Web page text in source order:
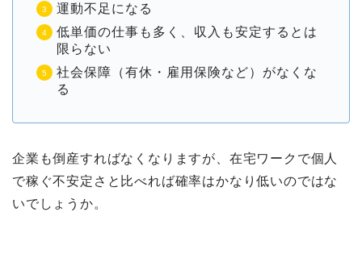
運動不足になる
低単価の仕事も多く、収入も安定するとは
限らない
社会保障（有休・雇用保険など）がなくな
る
企業も倒産すればなくなりますが、在宅ワークで個人
で稼ぐ不安定さと比べれば確率はかなり低いのではな
いでしょうか。